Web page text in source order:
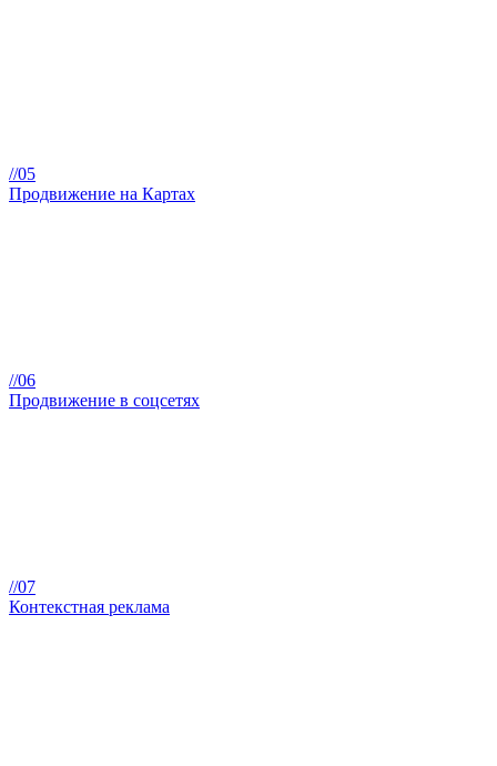
//05
Продвижение на Картах
//06
Продвижение в соцсетях
//07
Контекстная реклама